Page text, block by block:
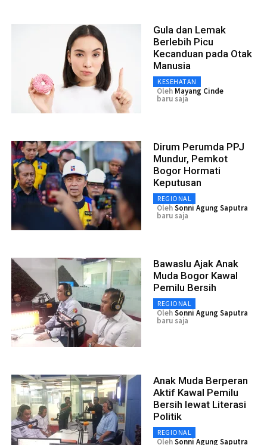
Gula dan Lemak
Berlebih Picu
Kecanduan pada Otak
Manusia
KESEHATAN
Oleh Mayang Cinde
baru saja
Dirum Perumda PPJ
Mundur, Pemkot
Bogor Hormati
Keputusan
REGIONAL
OlehSonni Agung Saputra
baru saja
Bawaslu Ajak Anak
Muda Bogor Kawal
Pemilu Bersih
REGIONAL
OlehSonni Agung Saputra
baru saja
Anak Muda Berperan
Aktif Kawal Pemilu
Bersih lewat Literasi
Politik
REGIONAL
OlehSonni Agung Saputra